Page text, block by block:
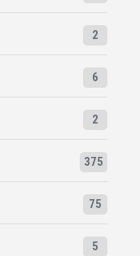
2
6
2
375
75
5